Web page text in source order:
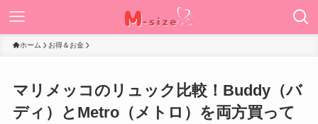
ホーム お得＆お金
マリメッコのリュック比較！Buddy（バ
ディ）とMetro（メトロ）を両方買って